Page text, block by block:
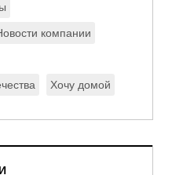
компании
Хочу домой